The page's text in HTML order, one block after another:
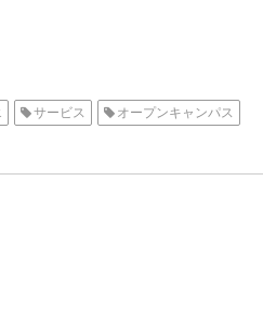
サービス オープンキャンパス